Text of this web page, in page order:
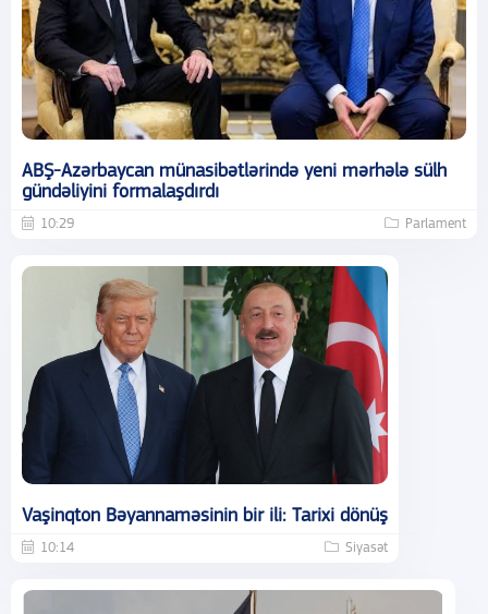
ABŞ-Azərbaycan münasibətlərində yeni mərhələ sülh
gündəliyini formalaşdırdı
10:29 Parlament
Vaşinqton Bəyannaməsinin bir ili: Tarixi dönüş
10:14 Siyasət